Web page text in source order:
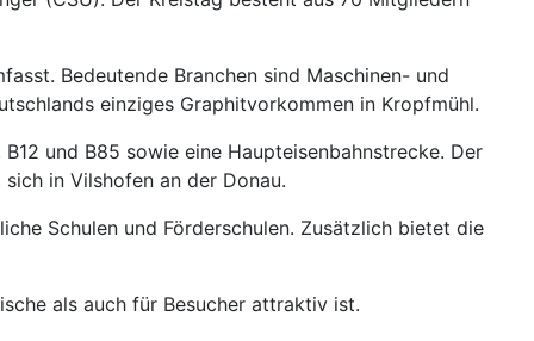
Bedeutende Branchen sind Maschinen- und
einziges Graphitvorkommen in Kropfmühl.
und B85 sowie eine Haupteisenbahnstrecke. Der
in Vilshofen an der Donau.
Schulen und Förderschulen. Zusätzlich bietet die
als auch für Besucher attraktiv ist.